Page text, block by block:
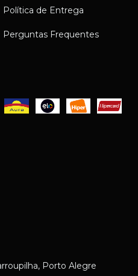
Política de Entrega
Perguntas Frequentes
Porto Alegre